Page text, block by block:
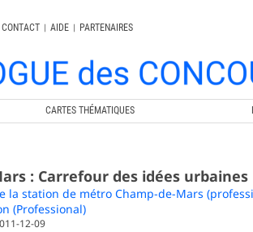
CONTACT | AIDE |
PARTENAIRES
CARTES THÉMATIQUES
: Carrefour des idées urbaines
la station de métro Champ-de-Mars
(Professional)
12-09